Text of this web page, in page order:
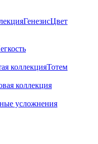
ГенезисЦвет
коллекцияТотем
коллекция
усложнения